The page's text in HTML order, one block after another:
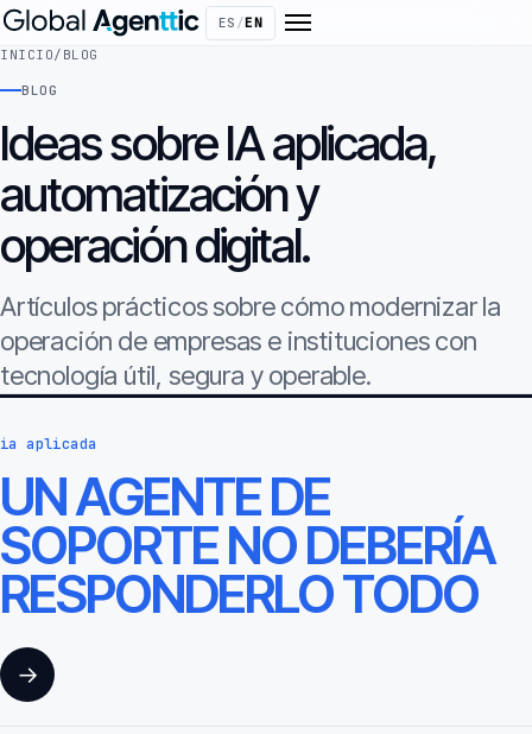
ES /EN
INICIO/ BLOG
BLOG
Ideas sobre IA aplicada,
automatización y
operación digital.
Artículos prácticos sobre cómo modernizar la
operación de empresas e instituciones con
tecnología útil, segura y operable.
ia aplicada
UN AGENTE DE
SOPORTE NO DEBERÍA
RESPONDERLO TODO
→